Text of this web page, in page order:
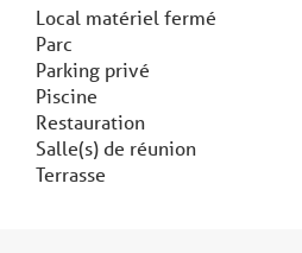
Local matériel fermé
Parc
Parking privé
Piscine
Restauration
Salle(s) de réunion
Terrasse